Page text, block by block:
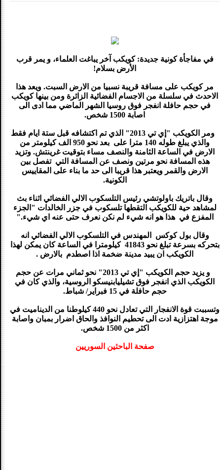
في مفاجأة كونية جديدة: كويكب آخر يباغت العلماء، و يمر قرب
الأرض بسلام!
مر كويكب على مسافة قريبة نسبيا من الارض السبت. ويعد هذا
الاحدث في سلسلة من الاجسام الفضائية الزائرة ومن بينها كويكب
في حجم حافلة انفجر فوق روسيا الشهر الماضي مما ادى الى
اصابة 1500 شخص.
ومر الكويكب "إي تي 2013" الذي تم اكتشافه قبل ستة ايام فقط
والذي يبلغ طوله 140 مترا على بعد نحو 950 الف كيلومتر من
الارض في الساعة الثامنة وا لنصف مساء بتوقيت غرينتش. وتزيد
هذه المسافة نحو مرتين ونصف عن المسافة التي تفصل بين
الارض والقمر ويعتبر هذا قريبا الى حد ما بناء على المقاييس
الكونية.
وقال باتريك باولوتشي رئيس التلسكوب الالي الفضائي اثناء بث
لمشاهد حية للكويكب التقطها تلسكوب في جزر الخالدات "الجزء
المفزع في هذا هو انه شيء لم نكن نعرف حتى عنه اي شيء."
وقال بول كوكس المهندس في التلسكوب الالي الفضائي انه
بتحركه بسرعة تبلغ نحو 41843 كيلومترا في الساعة كان يمكن لهذا
الكويكب ان يبيد مدينة ضخمة اذا اصطدم بالارض .
و يزيد حجم الكويكب "إي تي 2013" نحو ثماني مرات عن حجم
الكويكب الذي انفجر فوق تشيليابنيسكو الروسية، والذي كان في
حجم حافلة في15 فبراير/ شباط.
وتسببت قوة الانفجار التي تعادل نحو 440 كيلوطنا من الديناميت في
موجة اهتزازية ادت الى تحطيم النوافذ والحاق اضرار بمبان واصابة
اكثر من 1500 شخص.
صفحة الباحثين السوريين